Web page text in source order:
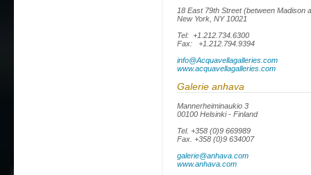
18 East 79th Street (between Madison
New York, NY 10021
Tel: +1.212.734.6300
Fax: +1.212.794.9394
info@Acquavellagalleries.com
www.acquavellagalleries.com
Galerie anhava
Mannerheiminaukio 3
00100 Helsinki - Finland
Tel. +358 (0)9 669989
Fax. +358 (0)9 634007
galerie@anhava.com
www.anhava.com